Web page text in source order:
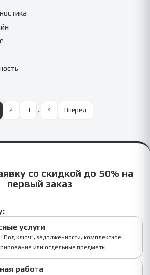
2 3 … 4 Вперёд
со скидкой до 50% на
первый заказ
услуги
"Под ключ", задолженности, комплексное
или отдельные предметы.
работа